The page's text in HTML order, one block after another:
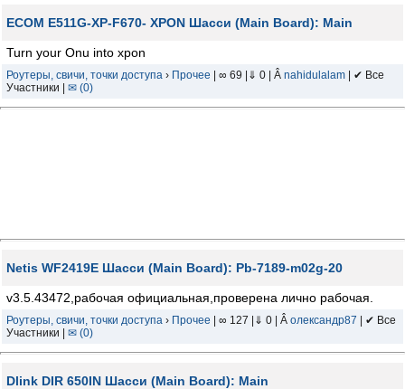
ECOM E511G-XP-F670- XPON Шасси (Main Board): Main
Turn your Onu into xpon
Роутеры, свичи, точки доступа › Прочее | ∞ 69 |⇓ 0 | Â nahidulalam | ✔ Все
Участники | ✉ (0)
Netis WF2419E Шасси (Main Board): Pb-7189-m02g-20
v3.5.43472,рабочая официальная,проверена лично рабочая.
Роутеры, свичи, точки доступа › Прочее | ∞ 127 |⇓ 0 | Â олександр87 | ✔ Все
Участники | ✉ (0)
Dlink DIR 650IN Шасси (Main Board): Main